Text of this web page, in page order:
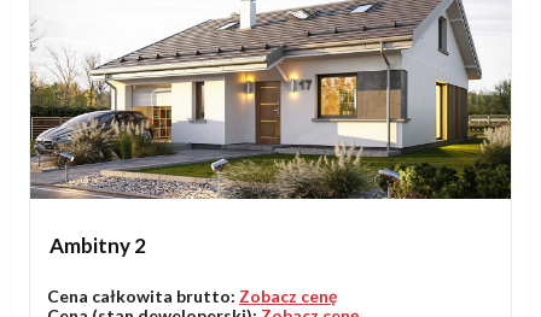
Ambitny 2
Cena całkowita brutto: Zobacz cenę